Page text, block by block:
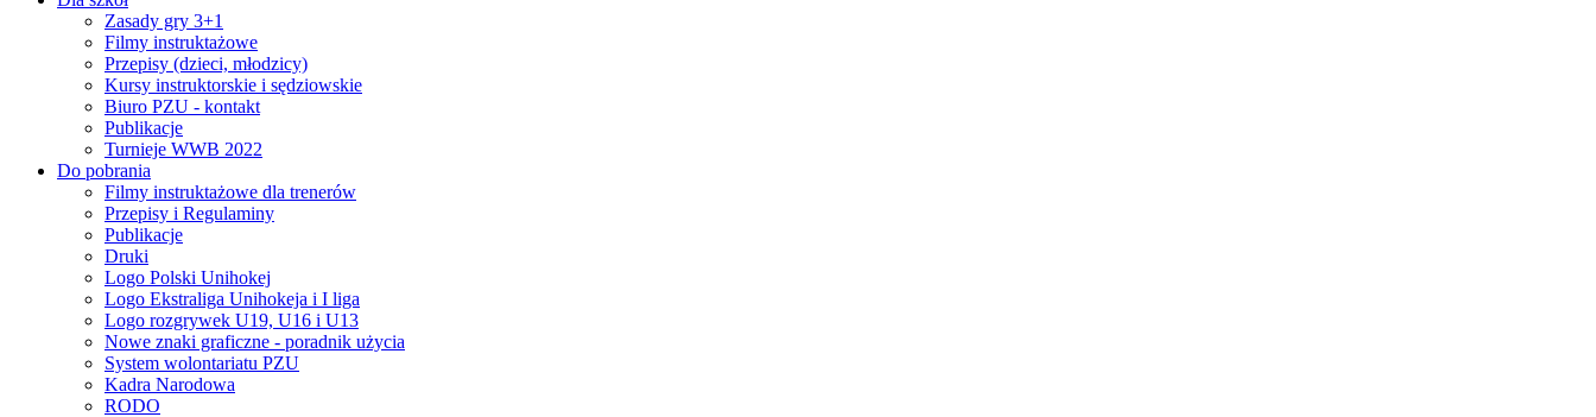
Zasady gry 3+1
Filmy instruktażowe
Przepisy (dzieci, młodzicy)
Kursy instruktorskie i sędziowskie
Biuro PZU - kontakt
Publikacje
Turnieje WWB 2022
Do pobrania
Filmy instruktażowe dla trenerów
Przepisy i Regulaminy
Publikacje
Druki
Logo Polski Unihokej
Logo Ekstraliga Unihokeja i I liga
Logo rozgrywek U19, U16 i U13
Nowe znaki graficzne - poradnik użycia
System wolontariatu PZU
Kadra Narodowa
RODO